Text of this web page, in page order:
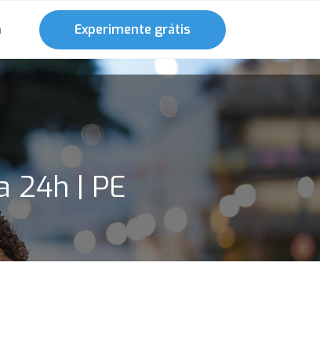
Experimente grátis
24h | PE